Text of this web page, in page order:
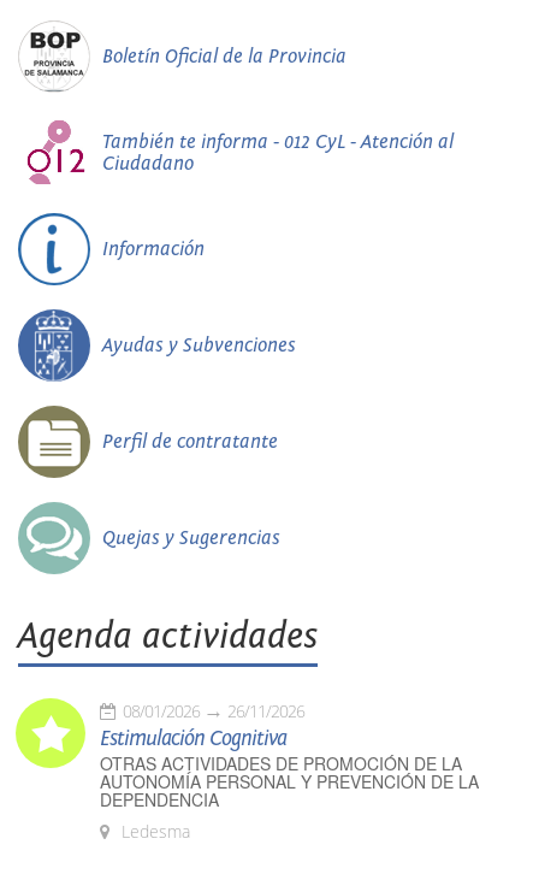
Boletín Oficial de la Provincia
También te informa - 012 CyL - Atención al
Ciudadano
Información
Ayudas y Subvenciones
Perfil de contratante
Quejas y Sugerencias
Agenda actividades
08/01/2026 26/11/2026
Estimulación Cognitiva
OTRAS ACTIVIDADES DE PROMOCIÓN DE LA
AUTONOMÍA PERSONAL Y PREVENCIÓN DE LA
DEPENDENCIA
Ledesma